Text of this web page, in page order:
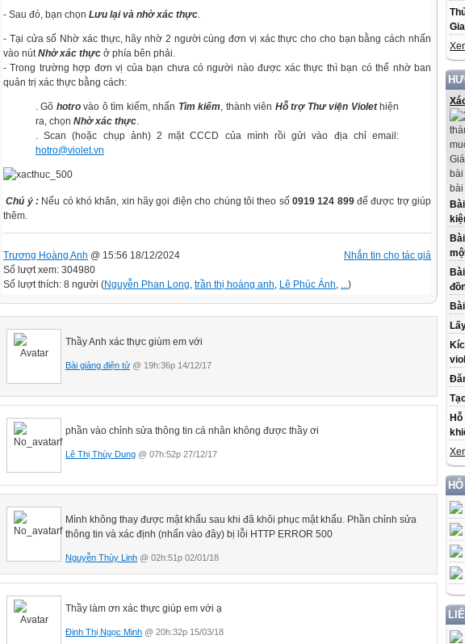
- Sau đó, bạn chọn Lưu lại và nhờ xác thực.
- Tại cửa sổ Nhờ xác thực, hãy nhờ 2 người cùng đơn vị xác thực cho cho bạn bằng cách nhấn
vào nútNhờ xác thực ở phía bên phải.
- Trong trường hợp đơn vị của bạn chưa có người nào được xác thực thì bạn có thể nhờ ban
quản trị xác thực bằng cách:
. Gõ hotrovào ô tìm kiếm, nhấn Tìm kiếm, thành viên Hỗ trợ Thư viện Violethiện
ra, chọn Nhờ xác thực.
. Scan (hoặc chụp ảnh) 2 mặt CCCD của mình rồi gửi vào địa chỉ email:
hotro@violet.vn
Chú ý : Nếu có khó khăn, xin hãy gọi điện cho chúng tôi theo số 0919 124 899để được trợ giúp
thêm.
Nhắn tin cho tác giả
Trương Hoàng Anh @ 15:56 18/12/2024
Số lượt xem: 304980
Số lượt thích: 8 người (Nguyễn Phan Long trần thị hoàng anh Lê Phúc Ánh )
Thầy Anh xác thực giùm em với
Bài giảng điện tử @ 19h:36p 14/12/17
phần vào chỉnh sửa thông tin cá nhân không được thầy ơi
Lê Thị Thùy Dung @ 07h:52p 27/12/17
Mình không thay được mật khẩu sau khi đã khôi phục mật khẩu. Phần chỉnh sửa
thông tin và xác định (nhấn vào đây) bị lỗi HTTP ERROR 500
Nguyễn Thùy Linh @ 02h:51p 02/01/18
Thầy làm ơn xác thực giúp em với ạ
Đinh Thị Ngọc Minh @ 20h:32p 15/03/18